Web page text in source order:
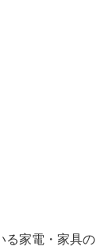
る家電・家具の